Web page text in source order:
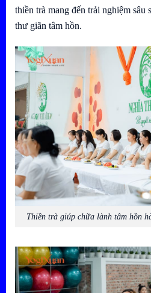
thiền trà mang đến trải nghiệm sâu
thư giãn tâm hồn.
Thiền trà giúp chữa lành tâm hồn